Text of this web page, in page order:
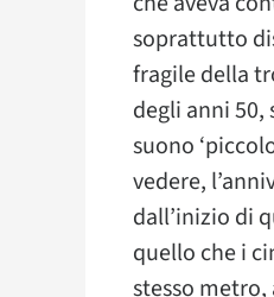
soprattutto
fragile della
degli anni
suono
vedere,
dall’inizio di
quello che i
stesso